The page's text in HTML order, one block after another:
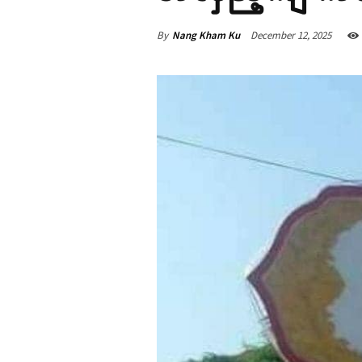
By Nang Kham Ku December 12, 2025